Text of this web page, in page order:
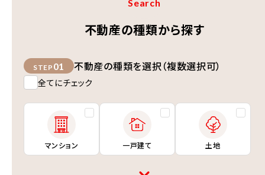
Search
不動産の種類から探す
STEP 01 不動産の種類を選択（複数選択可）
全てにチェック
マンション 一戸建て 土地